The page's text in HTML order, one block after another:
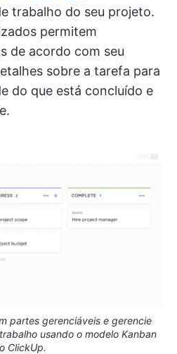
trabalho do seu projeto.
permitem
de acordo com seu
sobre a tarefa para
do que está concluído e
partes gerenciáveis e gerencie
usando o modelo Kanban
ClickUp.